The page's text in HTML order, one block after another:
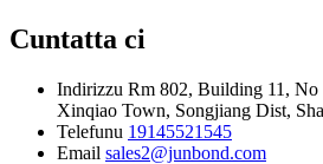
Cuntatta ci
Indirizzu Rm 802, Building 11, No
Xinqiao Town, Songjiang Dist,
Telefunu 19145521545
Email sales2@junbond.com